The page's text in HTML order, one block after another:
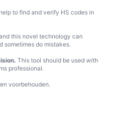
to find and verify HS codes in
this novel technology can
sometimes do mistakes.
This tool should be used with
professional.
voorbehouden.